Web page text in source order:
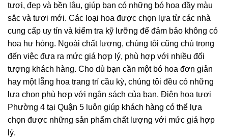
tươi, đẹp và bền lâu, giúp bạn có những bó hoa đầy màu
sắc và tươi mới. Các loại hoa được chọn lựa từ các nhà
cung cấp uy tín và kiểm tra kỹ lưỡng để đảm bảo không có
hoa hư hỏng. Ngoài chất lượng, chúng tôi cũng chú trọng
đến việc đưa ra mức giá hợp lý, phù hợp với nhiều đối
tượng khách hàng. Cho dù bạn cần một bó hoa đơn giản
hay một lẵng hoa trang trí cầu kỳ, chúng tôi đều có những
lựa chọn phù hợp với ngân sách của bạn. Điện hoa tươi
Phường 4 tại Quận 5 luôn giúp khách hàng có thể lựa
chọn được những sản phẩm chất lượng với mức giá hợp
lý.